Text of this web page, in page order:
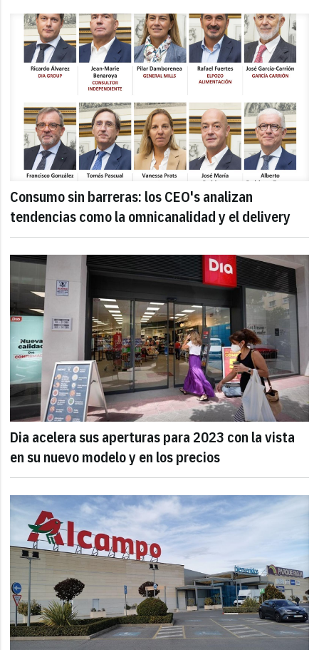
Consumo sin barreras: los CEO's analizan
tendencias como la omnicanalidad y el delivery
Dia acelera sus aperturas para 2023 con la vista
en su nuevo modelo y en los precios